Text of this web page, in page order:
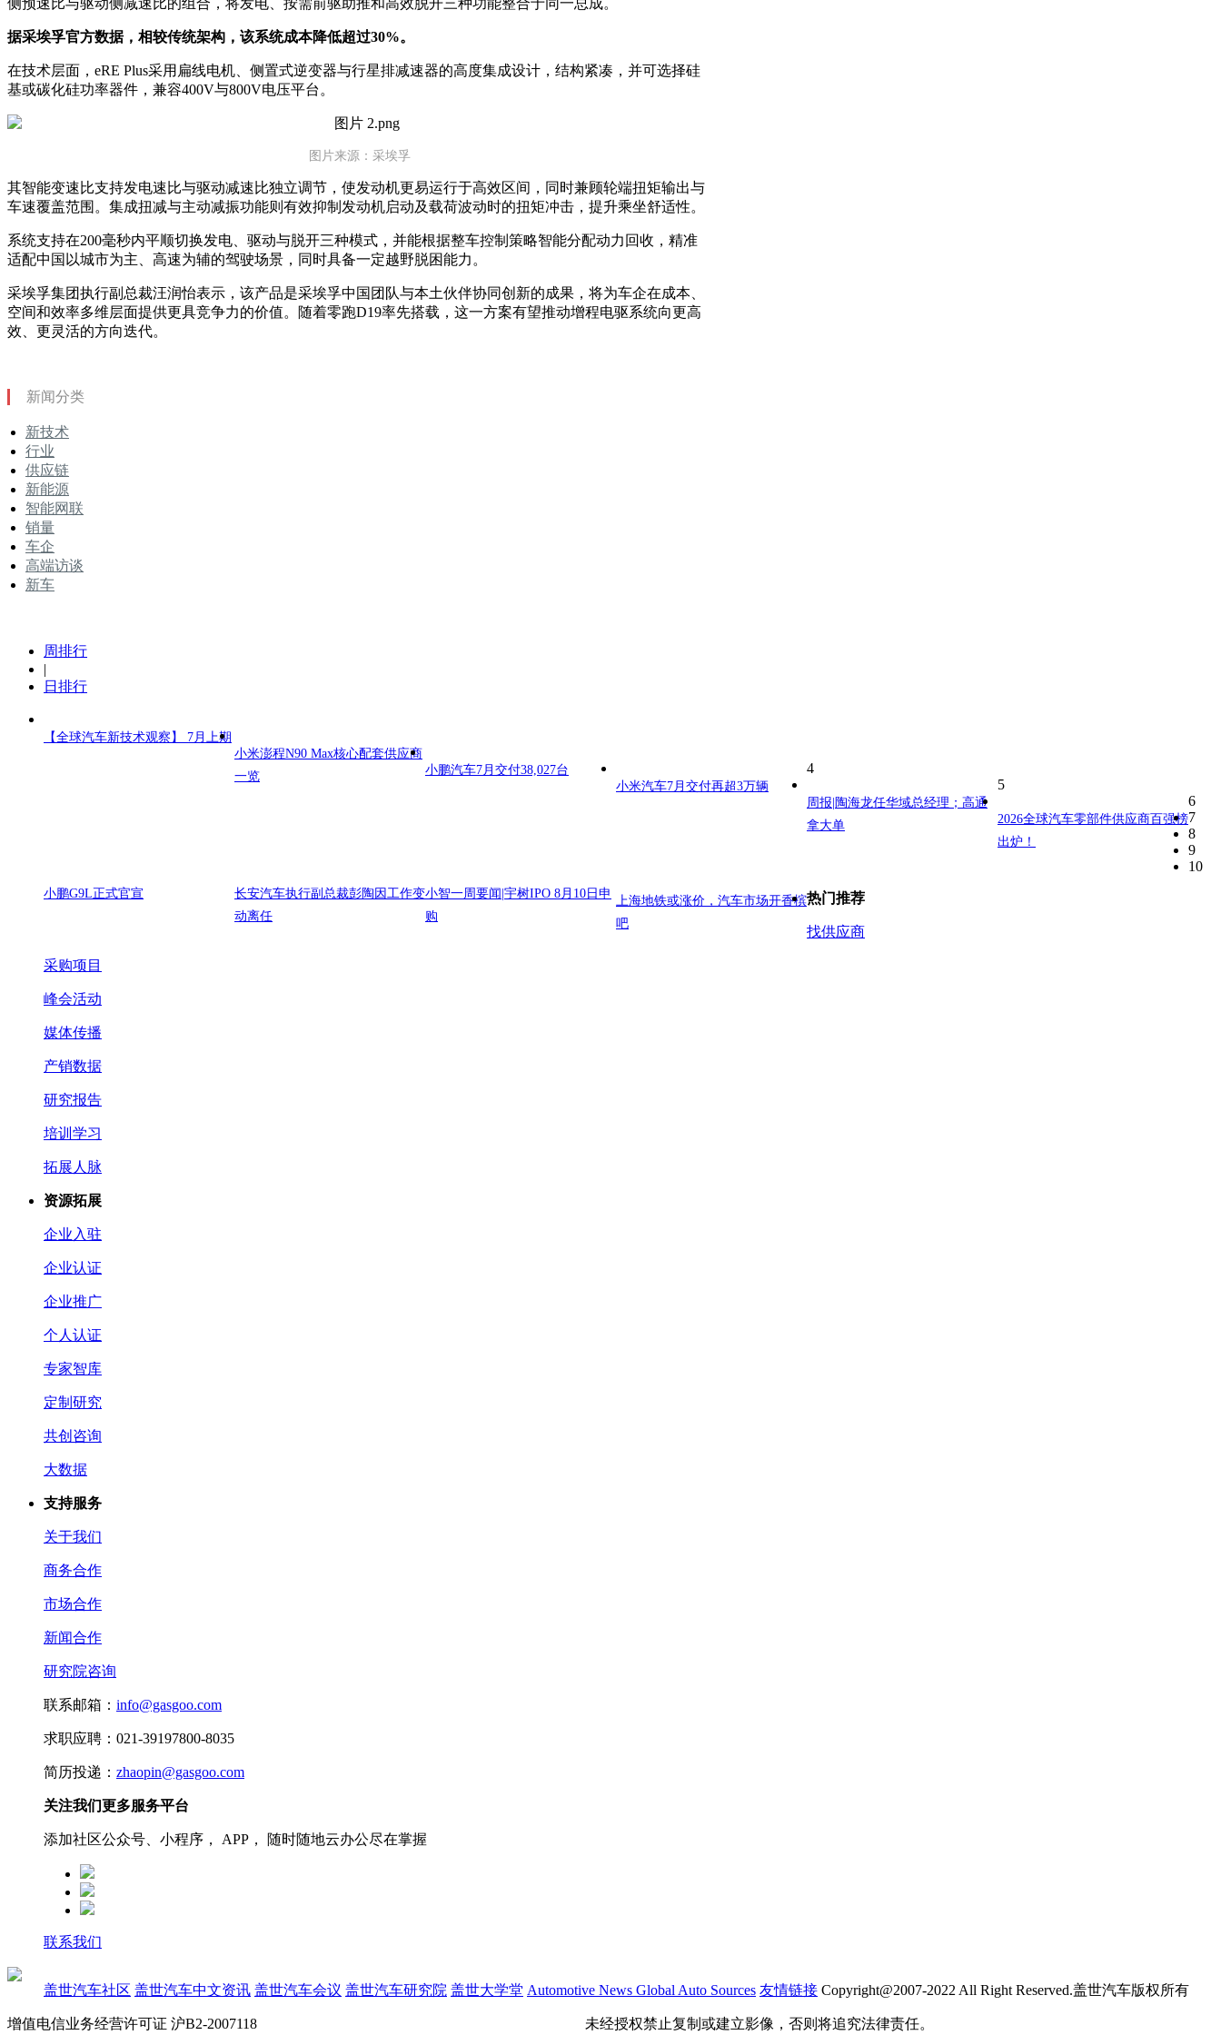
据采埃孚官方数据，相较传统架构，该系统成本降低超过30%。
在技术层面，eRE Plus采用扁线电机、侧置式逆变器与行星排减速器的高度集成设计，结构紧凑，并可选择硅
基或碳化硅功率器件，兼容400V与800V电压平台。
图片来源：采埃孚
其智能变速比支持发电速比与驱动减速比独立调节，使发动机更易运行于高效区间，同时兼顾轮端扭矩输出与
车速覆盖范围。集成扭减与主动减振功能则有效抑制发动机启动及载荷波动时的扭矩冲击，提升乘坐舒适性。
系统支持在200毫秒内平顺切换发电、驱动与脱开三种模式，并能根据整车控制策略智能分配动力回收，精准
适配中国以城市为主、高速为辅的驾驶场景，同时具备一定越野脱困能力。
采埃孚集团执行副总裁汪润怡表示，该产品是采埃孚中国团队与本土伙伴协同创新的成果，将为车企在成本、
空间和效率多维层面提供更具竞争力的价值。随着零跑D19率先搭载，这一方案有望推动增程电驱系统向更高
效、更灵活的方向迭代。
新闻分类
新技术
行业
供应链
新能源
智能网联
销量
车企
高端访谈
新车
周排行
|
日排行
【全球汽车新技术观察】 7月上期
小米澎程N90 Max核心配套供应商
一览
小鹏汽车7月交付38,027台 4
小米汽车7月交付再超3万辆 5
周报|陶海龙任华域总经理；高通
拿大单
6
2026全球汽车零部件供应商百强榜
出炉！
7
小鹏G9L正式官宣
8
长安汽车执行副总裁彭陶因工作变
动离任
9
小智一周要闻|宇树IPO 8月10日申
购
10
上海地铁或涨价，汽车市场开香槟
吧
热门推荐
找供应商
采购项目
峰会活动
媒体传播
产销数据
研究报告
培训学习
拓展人脉
资源拓展
企业入驻
企业认证
企业推广
个人认证
专家智库
定制研究
共创咨询
大数据
支持服务
关于我们
商务合作
市场合作
新闻合作
研究院咨询
联系邮箱： info@gasgoo.com
求职应聘：021-39197800-8035
简历投递： zhaopin@gasgoo.com
关注我们更多服务平台
添加社区公众号、小程序， APP， 随时随地云办公尽在掌握
联系我们
盖世汽车社区 盖世汽车中文资讯 盖世汽车会议 盖世汽车研究院 盖世大学堂 Automotive News Global Auto Sources 友情链接 Copyright@2007-2022 All Right Reserved.盖世汽车版权所有
增值电信业务经营许可证 沪B2-2007118 未经授权禁止复制或建立影像，否则将追究法律责任。